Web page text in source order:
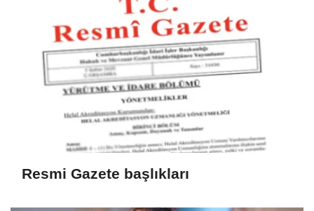
Resmi Gazete başlıkları